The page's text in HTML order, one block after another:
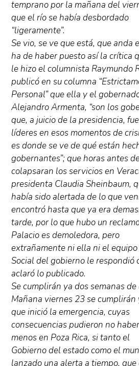
temprano por la mañana del
que el río se había desbordado
“ligeramente”.
Se vio, se ve que está, que anda
ha de haber puesto así la crítica
le hizo el columnista Raymundo
publicó en su columna
Personal” que ella y el
Alejandro Armenta, “son los
que, a juicio de la presidencia,
líderes en esos momentos de
es donde se ve de qué están
gobernantes”; que horas antes
colapsaran los servicios en
presidenta Claudia Sheinbaum,
había sido alertada de lo que
encontró hasta que ya era
tarde, por lo que hubo un
Palacio es demoledora, pero
extrañamente ni ella ni el equipo
Social del gobierno le respondió
aclaró lo publicado.
Se cumplirán ya dos semanas
Mañana viernes 23 se cumplirán
que inició la emergencia, cuyas
consecuencias pudieron no
menos en Poza Rica, si tanto el
Gobierno del estado como el
lanzado una alerta a tiempo, que